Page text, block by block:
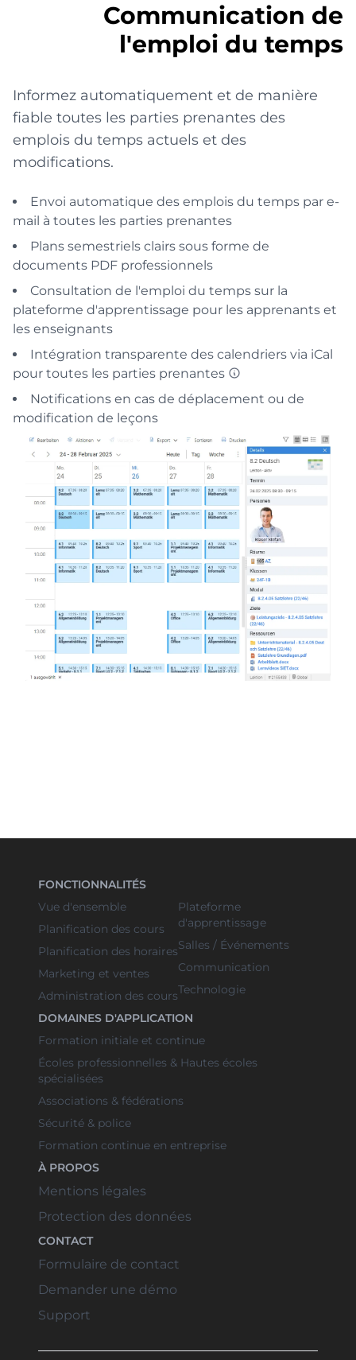
Communication de
l'emploi du temps
Informez automatiquement et de manière
fiable toutes les parties prenantes des
emplois du temps actuels et des
modifications.
Envoi automatique des emplois du temps par e-
mail à toutes les parties prenantes
Plans semestriels clairs sous forme de
documents PDF professionnels
Consultation de l'emploi du temps sur la
plateforme d'apprentissage pour les apprenants et
les enseignants
Intégration transparente des calendriers via iCal
pour toutes les parties prenantes
Notifications en cas de déplacement ou de
modification de leçons
FONCTIONNALITÉS
Vue d'ensemble
Planification des cours
Planification des horaires
Marketing et ventes
Administration des cours
Plateforme
d'apprentissage
Salles / Événements
Communication
Technologie
DOMAINES D'APPLICATION
Formation initiale et continue
Écoles professionnelles & Hautes écoles
spécialisées
Associations & fédérations
Sécurité & police
Formation continue en entreprise
À PROPOS
Mentions légales
Protection des données
CONTACT
Formulaire de contact
Demander une démo
Support